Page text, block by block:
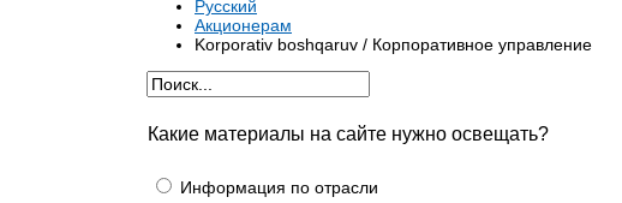
Русский
Акционерам
Korporativ boshqaruv / Корпоративное управление
Какие материалы на сайте нужно освещать?
Информация по отрасли